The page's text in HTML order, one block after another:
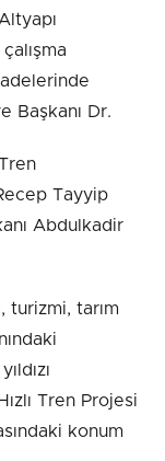
Başkanı Dr.
Tayyip
Abdulkadir
turizmi, tarım
Tren Projesi
konum